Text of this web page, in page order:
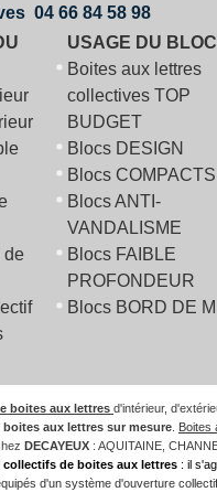
04 66 84 58 98
de
USAGE DU BLOC
Boites aux lettres
collectives TOP
BUDGET
Blocs DESIGN
Blocs COMPACTS
Blocs ANTI-
VANDALISME
Blocs FAIBLE
PROFONDEUR
Blocs BORD DE
boites aux lettres d'intérieur,
boites aux lettres sur mesure Boites
DECAYEUX : AQUITAINE,
collectifs de boites aux lettres : il
d'un système d'ouverture